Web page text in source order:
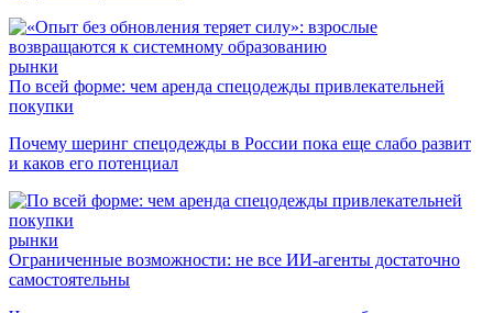
рынки
По всей форме: чем аренда спецодежды привлекательней
покупки
Почему шеринг спецодежды в России пока еще слабо развит
и каков его потенциал
рынки
Ограниченные возможности: не все ИИ-агенты достаточно
самостоятельны